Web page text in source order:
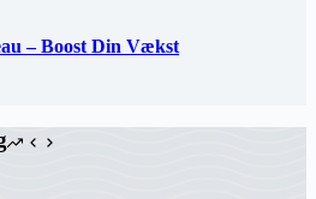
– Boost Din Vækst